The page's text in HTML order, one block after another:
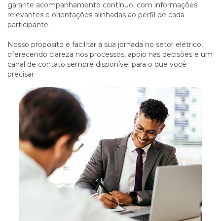
garante acompanhamento contínuo, com informações
relevantes e orientações alinhadas ao perfil de cada
participante.
Nosso propósito é facilitar a sua jornada no setor elétrico,
oferecendo clareza nos processos, apoio nas decisões e um
canal de contato sempre disponível para o que você
precisar